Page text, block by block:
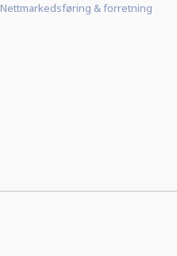
Nettmarkedsføring & forretning